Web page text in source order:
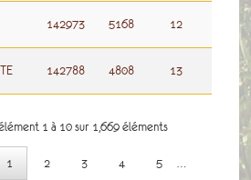
142973 5168 12
142788 4808 13
1 à 10 sur 1,669 éléments
1 2 3 4 5